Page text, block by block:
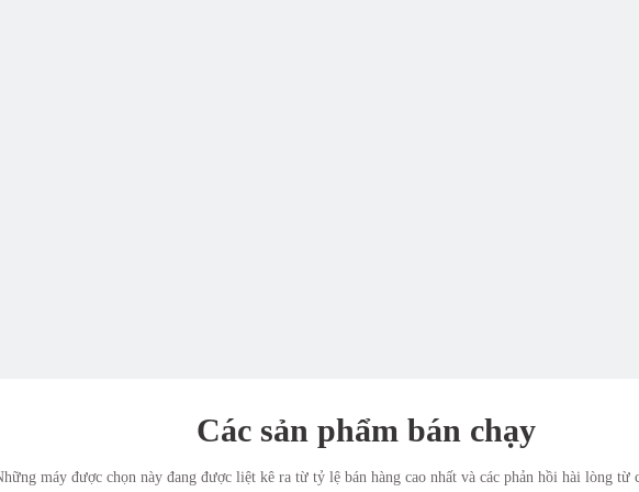
Các sản phẩm bán chạy
máy được chọn này đang được liệt kê ra từ tỷ lệ bán hàng cao nhất và các phản hồi hài lòng từ